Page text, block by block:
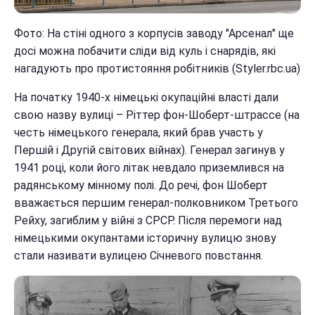
Фото: На стіні одного з корпусів заводу "Арсенал" ще
досі можна побачити сліди від куль і снарядів, які
нагадують про протистояння робітників (Styler.rbc.ua)
На початку 1940-х німецькі окупаційні власті дали
свою назву вулиці – Ріттер фон-Шоберт-штрассе (на
честь німецького генерала, який брав участь у
Першій і Другій світових війнах). Генерал загинув у
1941 році, коли його літак невдало приземлився на
радянському мінному полі. До речі, фон Шоберт
вважається першим генерал-полковником Третього
Рейху, загиблим у війні з СРСР. Після перемоги над
німецькими окупантами історичну вулицю знову
стали називати вулицею Січневого повстання.